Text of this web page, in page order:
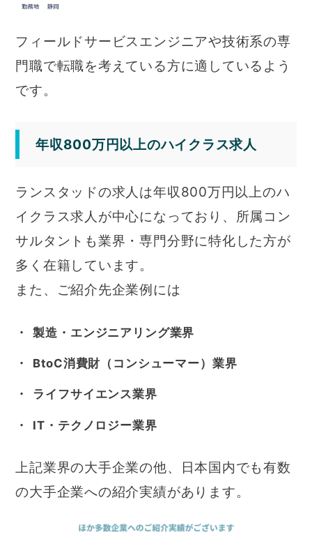
フィールドサービスエンジニアや技術系の専
門職で転職を考えている方に適しているよう
です。
年収800万円以上のハイクラス求人
ランスタッドの求人は年収800万円以上のハ
イクラス求人が中心になっており、所属コン
サルタントも業界・専門分野に特化した方が
多く在籍しています。
また、ご紹介先企業例には
製造・エンジニアリング業界
BtoC消費財（コンシューマー）業界
ライフサイエンス業界
IT・テクノロジー業界
上記業界の大手企業の他、日本国内でも有数
の大手企業への紹介実績があります。